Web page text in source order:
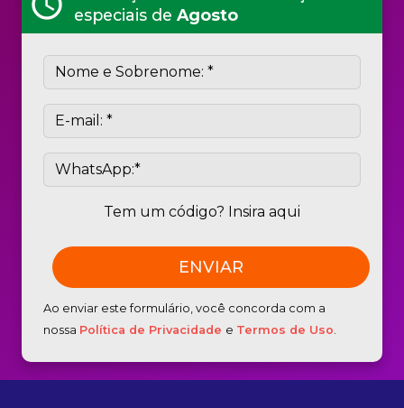
especiais de Agosto
Tem um código? Insira aqui
Ao enviar este formulário, você concorda com a
nossa Política de Privacidade e Termos de Uso.